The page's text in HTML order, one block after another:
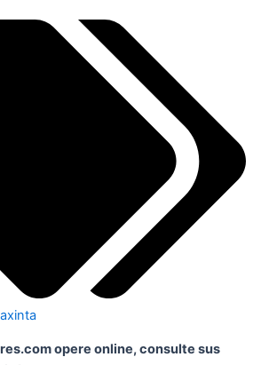
opere online, consulte sus